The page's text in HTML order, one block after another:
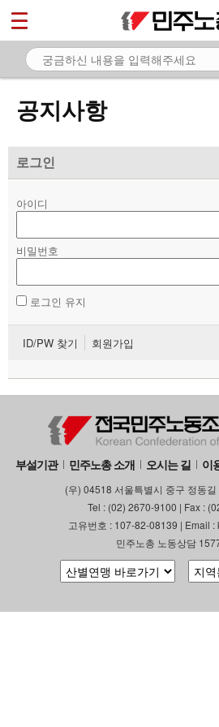
공지사항
로그인
아이디
비밀번호
로그인 유지
ID/PW 찾기 회원가입
부설기관 민주노총 소개 오시는 길 이
(우) 04518 서울특별시 중구 정동
Tel : (02) 2670-9100 | Fax :
고유번호 : 107-82-08139 | Email
민주노총 노동상담
마이페이지
소개
- 공지사항
- 성명·보도
자료
부설기관
업무